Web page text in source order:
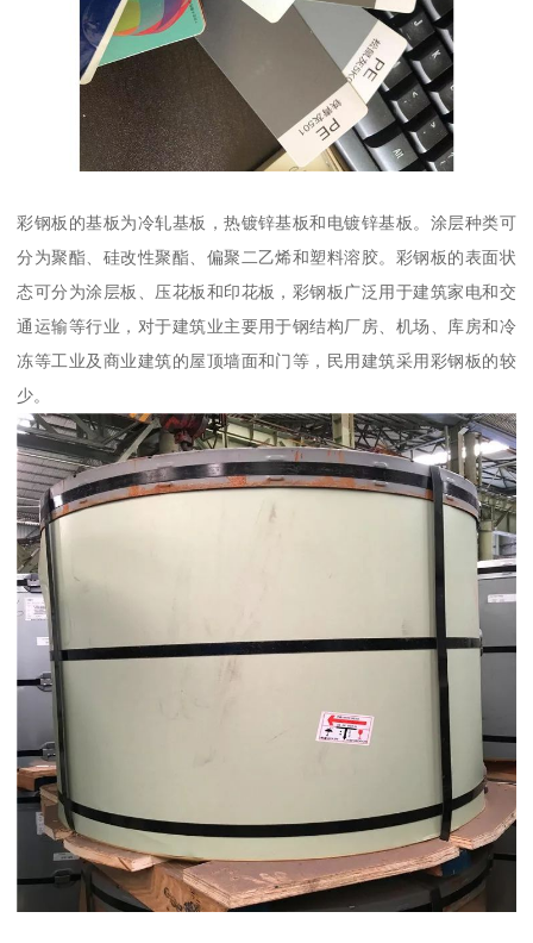
彩钢板的基板为冷轧基板，热镀锌基板和电镀锌基板。涂层种类可
分为聚酯、硅改性聚酯、偏聚二乙烯和塑料溶胶。彩钢板的表面状
态可分为涂层板、压花板和印花板，彩钢板广泛用于建筑家电和交
通运输等行业，对于建筑业主要用于钢结构厂房、机场、库房和冷
冻等工业及商业建筑的屋顶墙面和门等，民用建筑采用彩钢板的较
少。